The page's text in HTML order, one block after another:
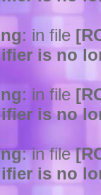
: in file
is no
: in file
is no
: in file
is no